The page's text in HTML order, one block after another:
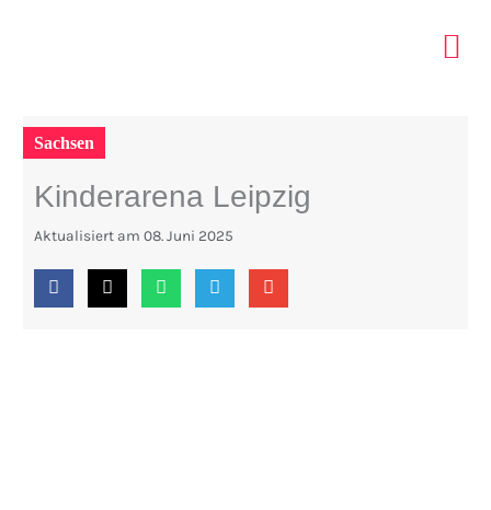
Sachsen
Kinderarena Leipzig
Aktualisiert am 08. Juni 2025